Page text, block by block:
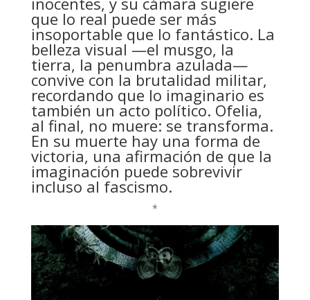
que lo real puede ser más
insoportable que lo fantástico. La
belleza visual —el musgo, la
tierra, la penumbra azulada—
convive con la brutalidad militar,
recordando que lo imaginario es
también un acto político. Ofelia,
al final, no muere: se transforma.
En su muerte hay una forma de
victoria, una afirmación de que la
imaginación puede sobrevivir
incluso al fascismo.
*